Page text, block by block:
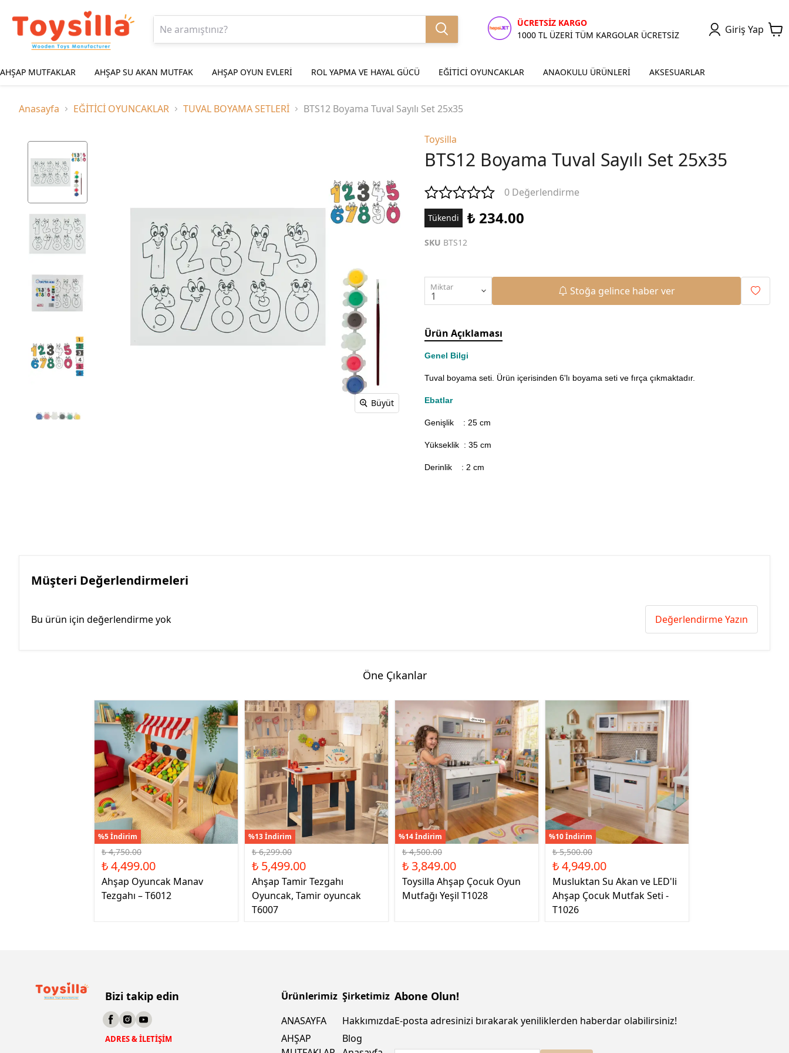
ÜCRETSİZ KARGO
1000 TL ÜZERİ TÜM KARGOLAR ÜCRETSİZ
Giriş Yap
AHŞAP MUTFAKLAR AHŞAP SU AKAN MUTFAK AHŞAP OYUN EVLERİ ROL YAPMA VE HAYAL GÜCÜ EĞİTİCİ OYUNCAKLAR ANAOKULU ÜRÜNLERİ AKSESUARLAR
Anasayfa EĞİTİCİ OYUNCAKLAR TUVAL BOYAMA SETLERİ BTS12 Boyama Tuval Sayılı Set 25x35
Büyüt
Toysilla
BTS12 Boyama Tuval Sayılı Set 25x35
0 Değerlendirme
Tükendi ₺ 234.00
SKU BTS12
Miktar Stoğa gelince haber ver
Ürün Açıklaması
Genel Bilgi
Tuval boyama seti. Ürün içerisinden 6'lı boyama seti ve fırça çıkmaktadır.
Ebatlar
Genişlik : 25cm
Yükseklik : 35 cm
Derinlik : 2 cm
Müşteri Değerlendirmeleri
Bu ürün için değerlendirme yok Değerlendirme Yazın
Öne Çıkanlar
%5 İndirim
₺ 4,750.00
₺ 4,499.00
Ahşap Oyuncak Manav
Tezgahı – T6012
%13 İndirim
₺ 6,299.00
₺ 5,499.00
Ahşap Tamir Tezgahı
Oyuncak, Tamir oyuncak
T6007
%14 İndirim
₺ 4,500.00
₺ 3,849.00
Toysilla Ahşap Çocuk Oyun
Mutfağı Yeşil T1028
%10 İndirim
₺ 5,500.00
₺ 4,949.00
Musluktan Su Akan ve LED'li
Ahşap Çocuk Mutfak Seti -
T1026
Bizi takip edin
ADRES & İLETİŞİM
Ürünlerimiz
ANASAYFA
AHŞAP
Şirketimiz
Hakkımızda
Blog
Abone Olun!
E-posta adresinizi bırakarak yeniliklerden haberdar olabilirsiniz!